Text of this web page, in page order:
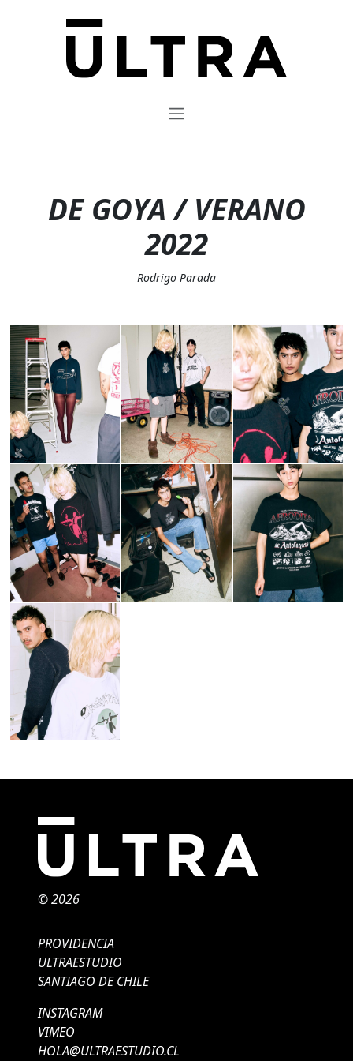
DE GOYA / VERANO
2022
Rodrigo Parada
© 2026
PROVIDENCIA
ULTRAESTUDIO
SANTIAGO DE CHILE
INSTAGRAM
VIMEO
HOLA@ULTRAESTUDIO.CL